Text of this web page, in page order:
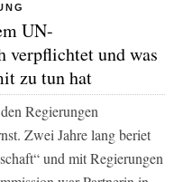
UN-
und was
zu tun hat
Regierungen
Zwei Jahre lang beriet
und mit Regierungen